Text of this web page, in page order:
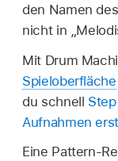
den Namen
nicht in
Mit Drum
Spieloberfläche
du schnell
Aufnahmen
Eine Pattern-